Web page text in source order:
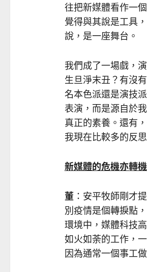
往把新媒體看作一
覺得與其說是工具
說，是一座舞台。
我們成了一場戲，
生旦淨末丑？有沒
名本色派還是演技
表演，而是源自於
真正的素養。還有
我現在比較多的反思
新媒體的危機亦轉
董 ：安平牧師剛才
別疫情是個轉捩點
環境中，媒體科技
如火如荼的工作，
因為通常一個事工